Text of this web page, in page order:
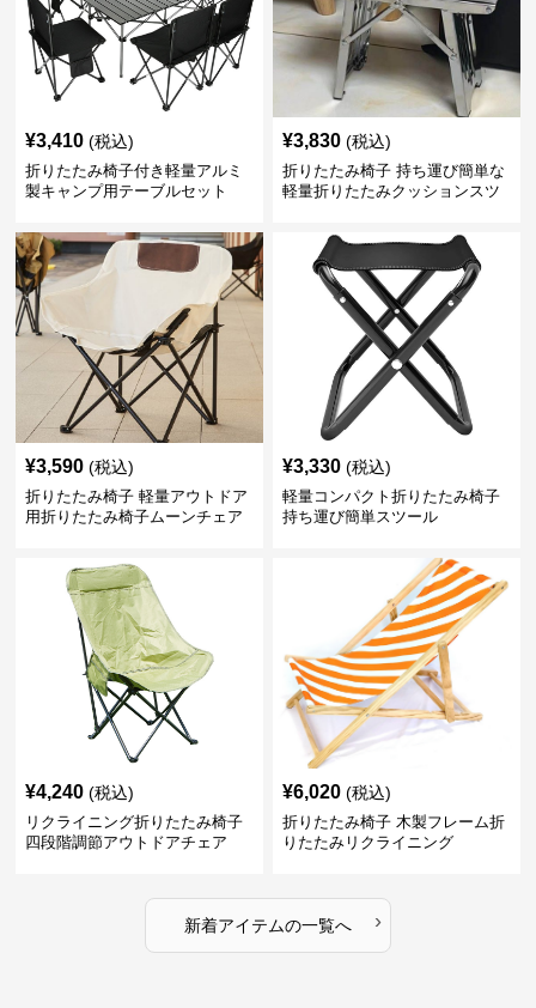
¥3,410 (税込)
折りたたみ椅子付き軽量アルミ
製キャンプ用テーブルセット
¥3,830 (税込)
折りたたみ椅子 持ち運び簡単な
軽量折りたたみクッションスツ
¥3,590 (税込)
折りたたみ椅子 軽量アウトドア
用折りたたみ椅子ムーンチェア
¥3,330 (税込)
軽量コンパクト折りたたみ椅子
持ち運び簡単スツール
¥4,240 (税込)
リクライニング折りたたみ椅子
四段階調節アウトドアチェア
¥6,020 (税込)
折りたたみ椅子 木製フレーム折
りたたみリクライニング
新着アイテムの一覧へ ›